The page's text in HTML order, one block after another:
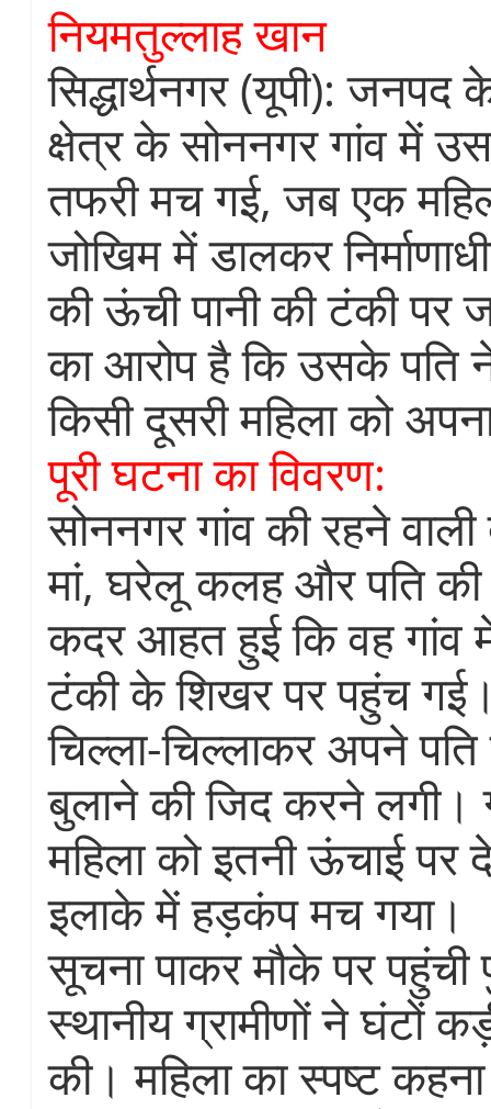
नियमतुल्लाह खान
सिद्धार्थनगर (यूपी): जनपद
क्षेत्र के सोननगर गांव में
तफरी मच गई, जब एक
जोखिम में डालकर
की ऊंची पानी की टंकी पर
का आरोप है कि उसके पति
किसी दूसरी महिला को
पूरी घटना का विवरण:
सोननगर गांव की रहने वाली
मां, घरेलू कलह और पति
कदर आहत हुई कि वह गांव में
टंकी के शिखर पर पहुंच
चिल्ला-चिल्लाकर अपने
बुलाने की जिद करने लगी।
महिला को इतनी ऊंचाई पर
इलाके में हड़कंप मच गया।
सूचना पाकर मौके पर
स्थानीय ग्रामीणों ने घंटों
की। महिला का स्पष्ट